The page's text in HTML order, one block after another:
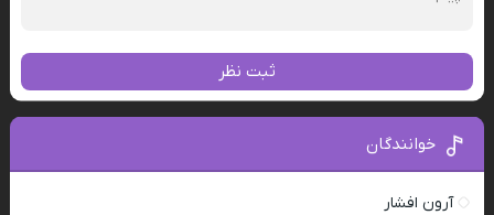
ثبت نظر
خوانندگان
آرون افشار